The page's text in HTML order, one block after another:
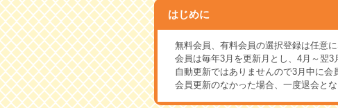
はじめに
無料会員、有料会員の選択登録は任意に
会員は毎年3月を更新月とし、4月～翌3
自動更新ではありませんので3月中に会
会員更新のなかった場合、一度退会と